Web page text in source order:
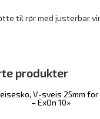
til rør med justerbar
produkter